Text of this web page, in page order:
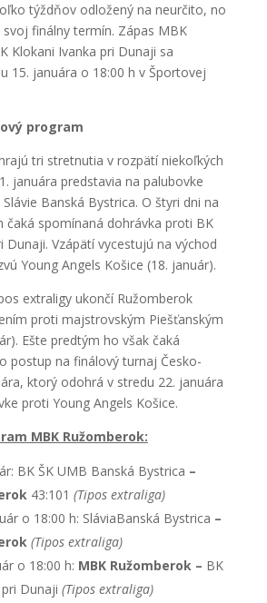
týždňov odložený na neurčito, no
finálny termín. Zápas MBK
Klokani Ivanka pri Dunaji sa
15. januára o 18:00 h v Športovej
program
tri stretnutia v rozpätí niekoľkých
januára predstavia na palubovke
Banská Bystrica. O štyri dni na
čaká spomínaná dohrávka proti BK
Dunaji. Vzápätí vycestujú na východ
Young Angels Košice (18. január).
extraligy ukončí Ružomberok
proti majstrovským Piešťanským
Ešte predtým ho však čaká
postup na finálový turnaj Česko-
ktorý odohrá v stredu 22. januára
proti Young Angels Košice.
MBK Ružomberok:
BK ŠK UMB Banská Bystrica –
43:101 (Tipos extraliga)
o 18:00 h: SláviaBanská Bystrica –
(Tipos extraliga)
o 18:00 h: MBK Ružomberok – BK
Dunaji (Tipos extraliga)